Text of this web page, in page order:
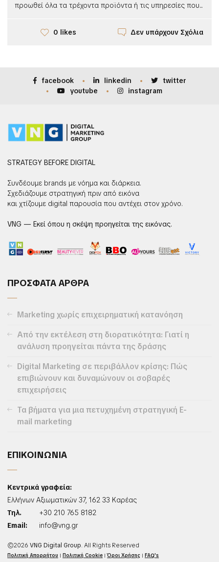
προωθεί όλα τα τρέχοντα προϊόντα ή τις υπηρεσίες που...
0 likes Δεν υπάρχουν Σχόλια
facebook linkedin
twitter
youtube
instagram
STRATEGY BEFORE DIGITAL
Συνδέουμε brands με νόημα και διάρκεια.
Σχεδιάζουμε στρατηγική πριν από εικόνα
και χτίζουμε digital παρουσία που αντέχει στον χρόνο.
VNG — Εκεί όπου η σκέψη προηγείται της εικόνας.
ΠΡΟΣΦΑΤΑ ΑΡΘΡΑ
Marketing χωρίς επιχειρηματική κατανόηση
Από την εκτέλεση στη διορατικότητα: Γιατί η
ανάλυση προηγείται πάντα της δράσης
Digital Marketing σε περιβάλλον κρίσης: Πώς
επιβιώνουν και δυναμώνουν οι σοβαρές
επιχειρήσεις
Τα βήματα για μια πετυχημένη στρατηγική E-
mail marketing
ΕΠΙΚΟΙΝΩΝΙΑ
Κεντρικά γραφεία:
Ελλήνων Αξιωματικών 37, 162 33 Καρέας
Τηλ.
+30 210 765 8182
Email:
info@vng.gr
©2026 VNG Digital Group. All Rights Reserved
Πολιτική Απορρήτου | Πολιτική Cookie |Όροι Χρήσης | FAQ's